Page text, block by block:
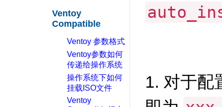
Ventoy
Compatible
Ventoy 参数格式
Ventoy参数如何
传递给操作系统
操作系统下如何
挂载ISO文件
Ventoy
1. 对于配